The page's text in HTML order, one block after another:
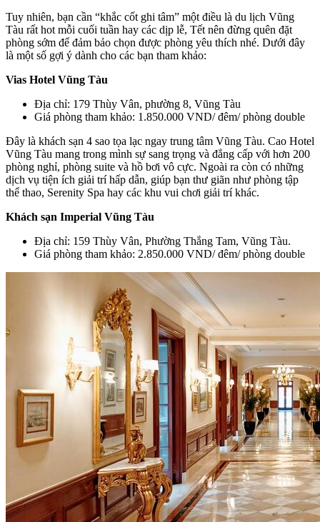
Tuy nhiên, bạn cần “khắc cốt ghi tâm” một điều là du lịch Vũng
Tàu rất hot mỗi cuối tuần hay các dịp lễ, Tết nên đừng quên đặt
phòng sớm để đảm bảo chọn được phòng yêu thích nhé. Dưới đây
là một số gợi ý dành cho các bạn tham khảo:
Vias Hotel Vũng Tàu
Địa chỉ: 179 Thùy Vân, phường 8, Vũng Tàu
Giá phòng tham khảo: 1.850.000 VND/ đêm/ phòng double
Đây là khách sạn 4 sao tọa lạc ngay trung tâm Vũng Tàu. Cao Hotel
Vũng Tàu mang trong mình sự sang trọng và đẳng cấp với hơn 200
phòng nghỉ, phòng suite và hồ bơi vô cực. Ngoài ra còn có những
dịch vụ tiện ích giải trí hấp dẫn, giúp bạn thư giãn như phòng tập
thể thao, Serenity Spa hay các khu vui chơi giải trí khác.
Khách sạn Imperial Vũng Tàu
Địa chỉ: 159 Thùy Vân, Phường Thắng Tam, Vũng Tàu.
Giá phòng tham khảo: 2.850.000 VND/ đêm/ phòng double